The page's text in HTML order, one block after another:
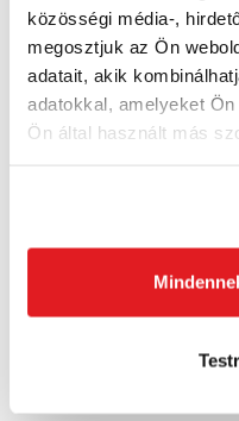
közösségi média-,
megosztjuk az Ön
adatait, akik
adatokkal, amelyeket
Ön által használt más
FISKARS Gyermek
1001420
5 240 Ft
4 830 Ft